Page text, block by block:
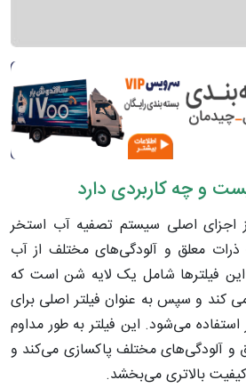
و چه کاربردی دارد
اجزای اصلی سیستم تصفیه آب استخر
معلق و آلودگی‌های مختلف از آب
فیلترها شامل یک لایه شن است که
می کند و سپس به عنوان فیلتر اصلی برای
می‌شود. این فیلتر به طور مداوم
و آلودگی‌های مختلف پاکسازی می‌کند و
بالاتری می‌بخشد.